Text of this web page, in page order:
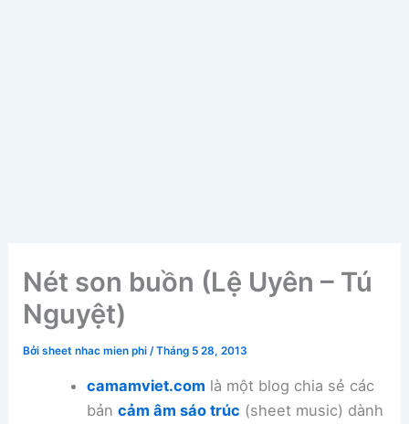
Nét son buồn (Lệ Uyên – Tú
Nguyệt)
Bởisheet nhac mien phi/Tháng 5 28, 2013
camamviet.com là một blog chia sẻ các
bản cảm âm sáo trúc (sheet music) dành